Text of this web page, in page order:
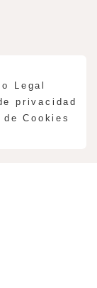
Legal
privacidad
Cookies